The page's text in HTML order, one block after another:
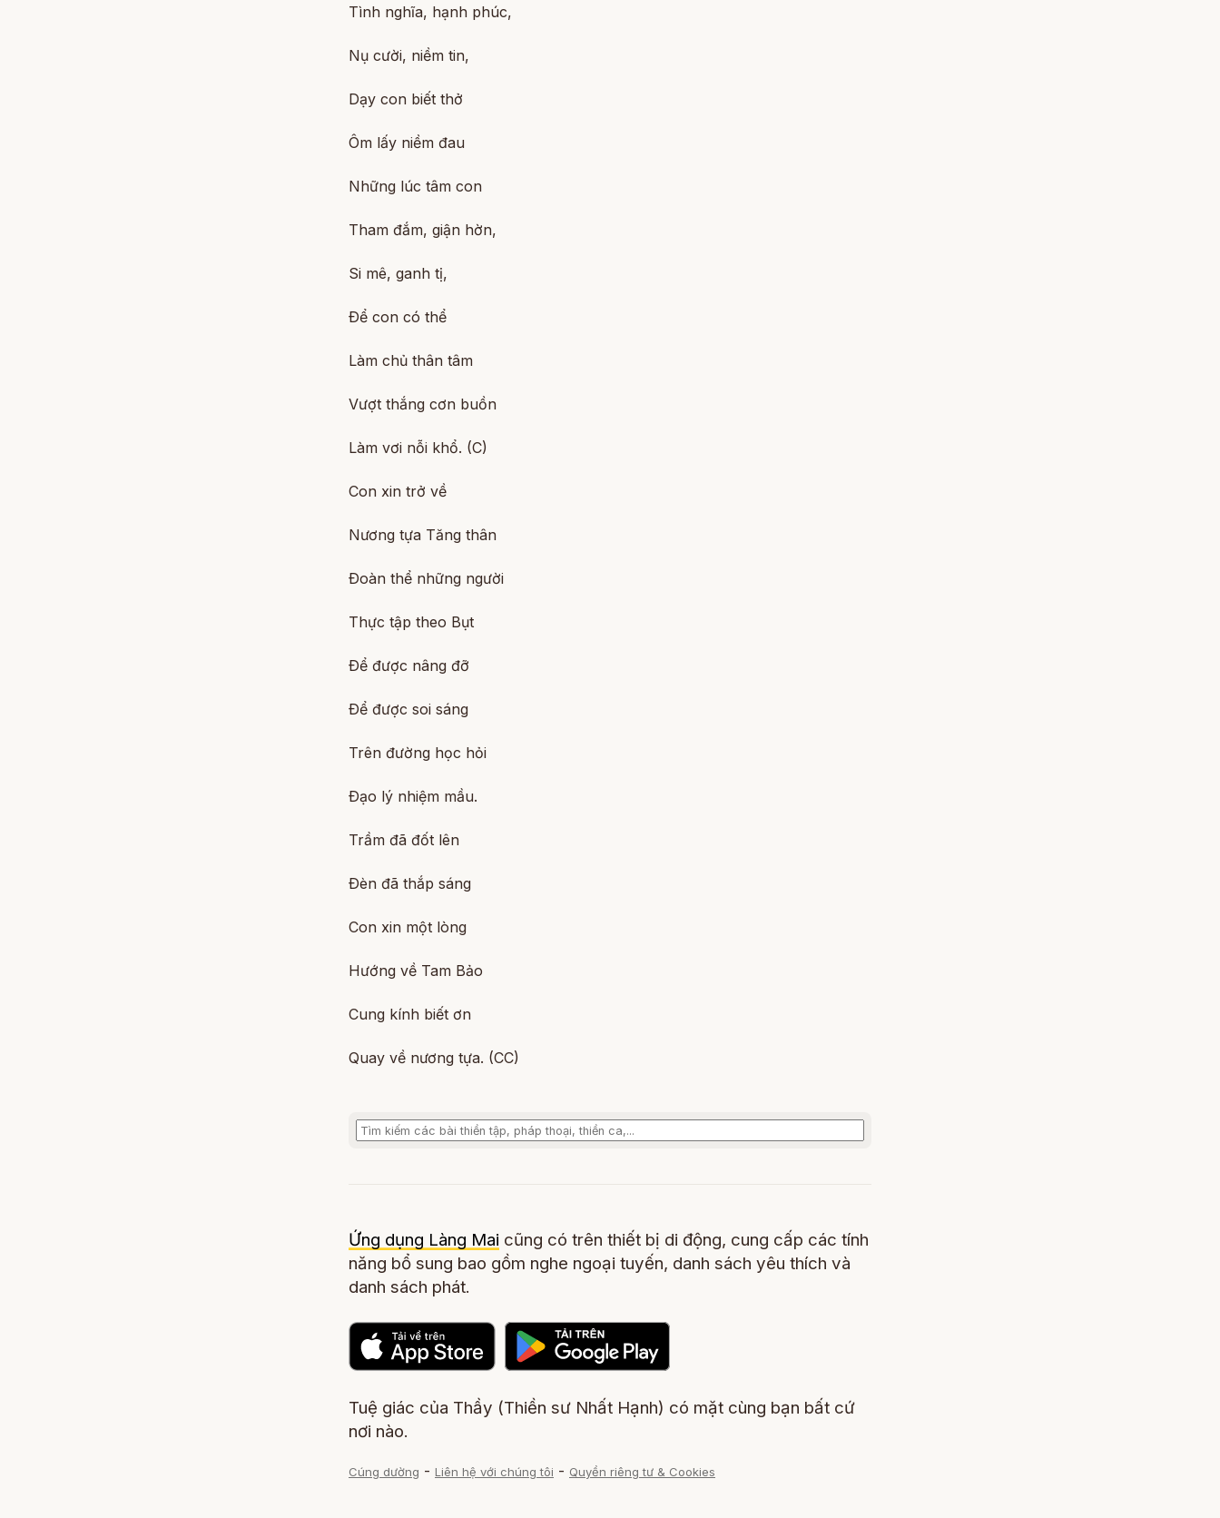
Tình nghĩa, hạnh phúc,
Nụ cười, niềm tin,
Dạy con biết thở
Ôm lấy niềm đau
Những lúc tâm con
Tham đắm, giận hờn,
Si mê, ganh tị,
Ðể con có thể
Làm chủ thân tâm
Vượt thắng cơn buồn
Làm vơi nỗi khổ. (C)
Con xin trở về
Nương tựa Tăng thân
Ðoàn thể những người
Thực tập theo Bụt
Ðể được nâng đỡ
Ðể được soi sáng
Trên đường học hỏi
Ðạo lý nhiệm mầu.
Trầm đã đốt lên
Ðèn đã thắp sáng
Con xin một lòng
Hướng về Tam Bảo
Cung kính biết ơn
Quay về nương tựa. (CC)
Ứng dụng Làng Mai cũng có trên thiết bị di động, cung cấp các tính
năng bổ sung bao gồm nghe ngoại tuyến, danh sách yêu thích và
danh sách phát.
Tuệ giác của Thầy (Thiền sư Nhất Hạnh) có mặt cùng bạn bất cứ
nơi nào.
Cúng dường - Liên hệ với chúng tôi - Quyền riêng tư & Cookies